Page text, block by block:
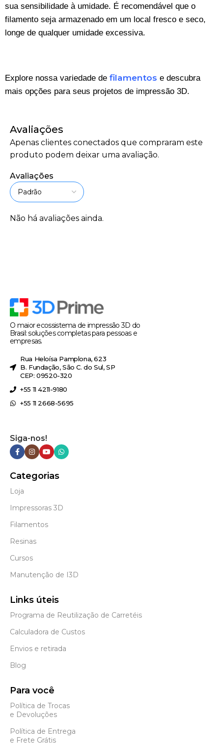
sua sensibilidade à umidade. É recomendável que o
filamento seja armazenado em um local fresco e seco,
longe de qualquer umidade excessiva.
Explore nossa variedade de filamentos e descubra
mais opções para seus projetos de impressão 3D.
Avaliações
Avaliações
Não há avaliações ainda.
Apenas clientes conectados que compraram este
produto podem deixar uma avaliação.
O maior ecossistema de impressão 3D do
Brasil: soluções completas para pessoas e
empresas.
Rua Heloísa Pamplona, 623
B. Fundação, São C. do Sul, SP
CEP: 09520-320
+55 11 4211-9180
+55 11 2668-5695
Siga-nos!
Categorias
Loja
Impressoras 3D
Filamentos
Resinas
Cursos
Manutenção de I3D
Links úteis
Programa de Reutilização de Carretéis
Calculadora de Custos
Envios e retirada
Blog
Para você
Política de Trocas
e Devoluções
Política de Entrega
e Frete Grátis